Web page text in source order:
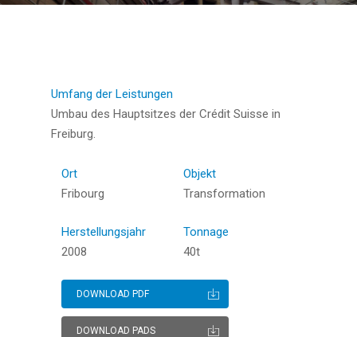
Hit enter to search or ESC to close
Umfang der Leistungen
Umbau des Hauptsitzes der Crédit Suisse in
Freiburg.
Ort
Fribourg
Herstellungsjahr
2008
Objekt
Transformation
Tonnage
40t
DOWNLOAD PDF
DOWNLOAD PADS